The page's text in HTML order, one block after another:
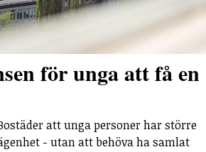
för unga att få en
att unga personer har större
- utan att behöva ha samlat